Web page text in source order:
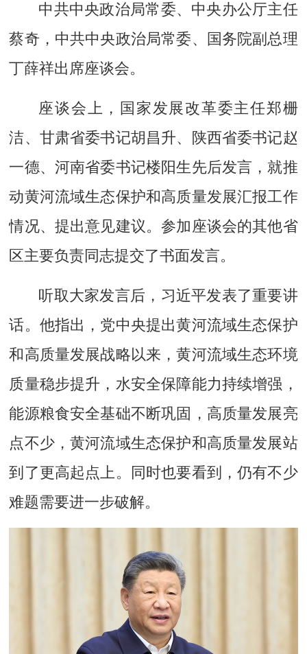
中共中央政治局常委、中央办公厅主任
蔡奇，中共中央政治局常委、国务院副总理
丁薛祥出席座谈会。
座谈会上，国家发展改革委主任郑栅
洁、甘肃省委书记胡昌升、陕西省委书记赵
一德、河南省委书记楼阳生先后发言，就推
动黄河流域生态保护和高质量发展汇报工作
情况、提出意见建议。参加座谈会的其他省
区主要负责同志提交了书面发言。
听取大家发言后，习近平发表了重要讲
话。他指出，党中央提出黄河流域生态保护
和高质量发展战略以来，黄河流域生态环境
质量稳步提升，水安全保障能力持续增强，
能源粮食安全基础不断巩固，高质量发展亮
点不少，黄河流域生态保护和高质量发展站
到了更高起点上。同时也要看到，仍有不少
难题需要进一步破解。